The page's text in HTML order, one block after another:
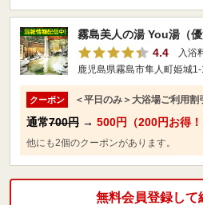
霧島美人の湯 You湯（優
4.4
入浴
鹿児島県霧島市隼人町姫城
クーポン ＜平日のみ＞大浴場ご利用割
通常700円 → 500円（200円お得！
他にも2個のクーポンがあります。
無料会員登録して